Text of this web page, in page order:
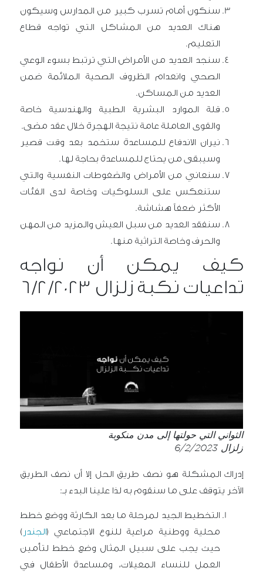
سنكون أمام تسرب كبير من المدارس وسيكون
هناك العديد من المشاكل التي تواجه قطاع
التعليم.
سنجد العديد من الأمراض التي ترتبط بسوء الوعي
الصحي وانعدام الظروف الصحية الملائمة ضمن
العديد من المساكن.
قلة الموارد البشرية الطبية والهندسية خاصة
والقوى العاملة عامة نتيجة الهجرة خلال عقد مضى.
نيران الاندفاع للمساعدة ستخمد بعد وقت قصير
وسيبقى من يحتاج للمساعدة بحاجة لها.
سنعاني من الأمراض والضغوطات النفسية والتي
ستنعكس على السلوكيات وخاصة لدى الفئات
الأكثر ضعفاً هشاشة.
سنفقد العديد من سبل العيش والمزيد من المهن
والحرف وخاصة التراثية منها.
كيف يمكن أن نواجه
تداعيات نكبة زلزال 6/2/2023
الثواني التي حولتها إلى مدن منكوبة
زلزال 6/2/2023
إدراك المشكلة هو نصف طريق الحل إلا أن نصف الطريق
الآخر يتوقف على ما سنقوم به لذا علينا البدء بـ:
التخطيط الجيد لمرحلة ما بعد الكارثة ووضع خطط
محلية ووطنية مراعية للنوع الاجتماعي ( الجندر)
حيث يجب على سبيل المثال وضع خطط لتأمين
العمل للنساء المعيلات، ومساعدة الأطفال في